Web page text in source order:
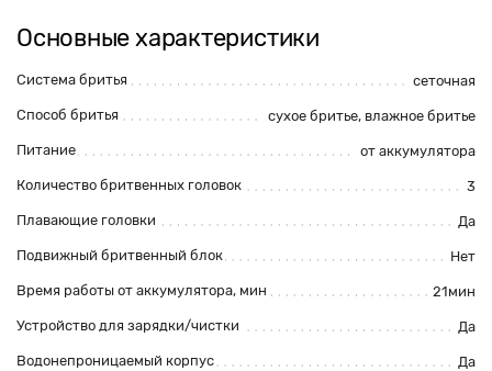
Основные характеристики
Система бритья сеточная
Способ бритья сухое бритье, влажное бритье
Питание от аккумулятора
Количество бритвенных головок 3
Плавающие головки Да
Подвижный бритвенный блок Нет
Время работы от аккумулятора, мин 21мин
Устройство для зарядки/чистки Да
Водонепроницаемый корпус Да